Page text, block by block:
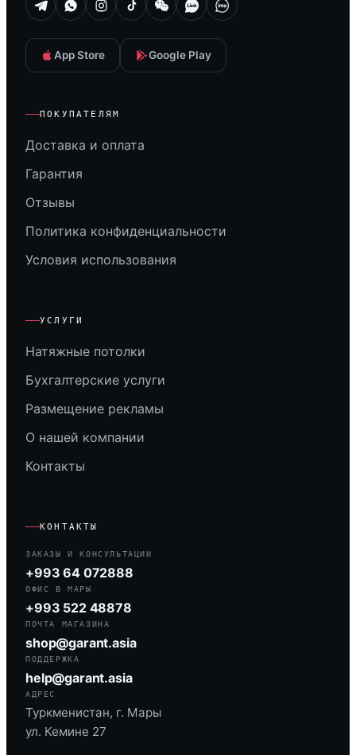
App Store Google Play
ПОКУПАТЕЛЯМ
Доставка и оплата
Гарантия
Отзывы
Политика конфиденциальности
Условия использования
УСЛУГИ
Натяжные потолки
Бухгалтерские услуги
Размещение рекламы
О нашей компании
Контакты
КОНТАКТЫ
ЗАКАЗЫ И КОНСУЛЬТАЦИИ
+993 64 072888
ОФИС В МАРЫ
+993 522 48878
ПОЧТА МАГАЗИНА
shop@garant.asia
ПОДДЕРЖКА
help@garant.asia
АДРЕС
Туркменистан, г. Мары
ул. Кемине 27